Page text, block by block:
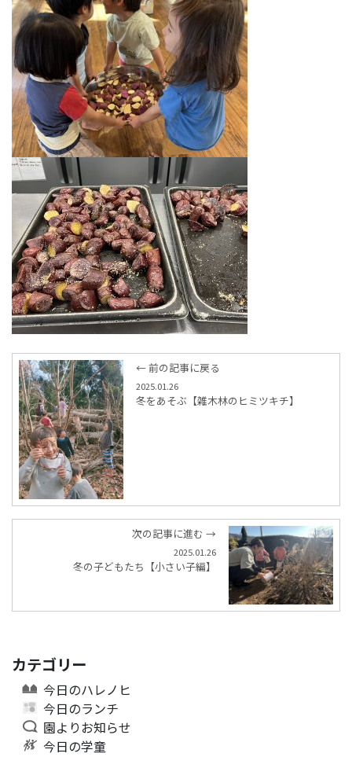
← 前の記事に戻る
2025.01.26
冬をあそぶ【雑木林のヒミツキチ】
次の記事に進む →
2025.01.26
冬の子どもたち【小さい子編】
カテゴリー
今日のハレノヒ
今日のランチ
園よりお知らせ
今日の学童